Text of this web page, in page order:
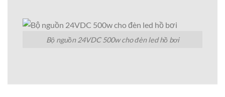
Bộ nguồn 24VDC 500w cho đèn led hồ bơi